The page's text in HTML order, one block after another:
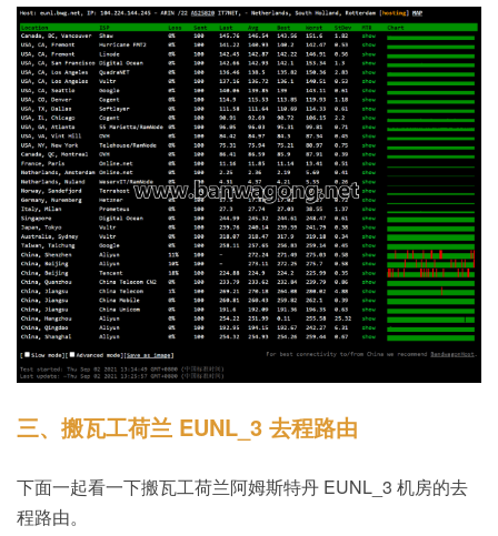
三、搬瓦工荷兰 EUNL_3 去程路由
下面一起看一下搬瓦工荷兰阿姆斯特丹 EUNL_3 机房的去
程路由。